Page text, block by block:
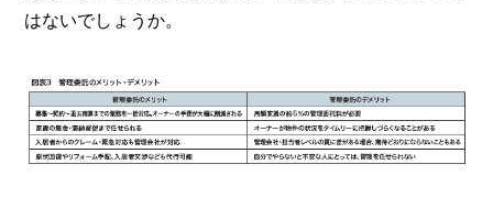
はないでしょうか。